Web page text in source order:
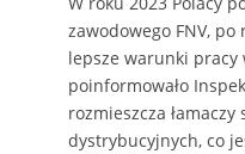
zawodowego FNV,
lepsze warunki pracy
poinformowało
rozmieszcza
dystrybucyjnych, co